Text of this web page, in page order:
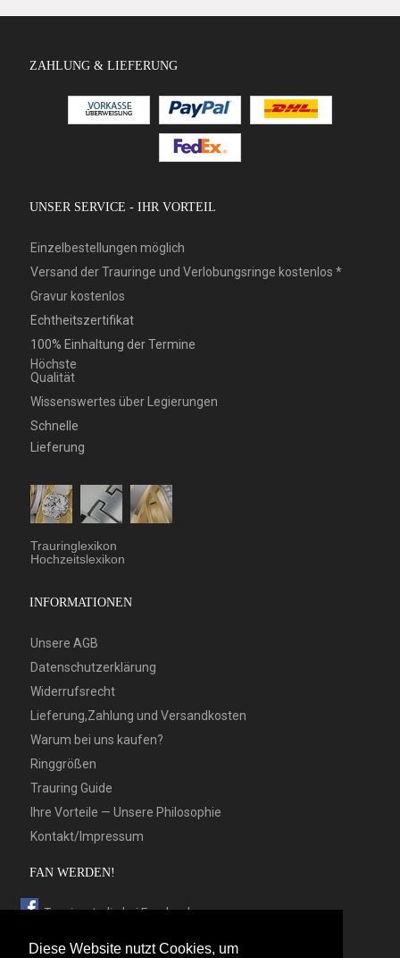
Diese Website nutzt Cookies, um
ZAHLUNG & LIEFERUNG
UNSER SERVICE - IHR VORTEIL
Einzelbestellungen möglich
Versand der Trauringe und Verlobungsringe kostenlos *
Gravur kostenlos
Echtheitszertifikat
100% Einhaltung der Termine
Höchste
Qualität
Wissenswertes über Legierungen
Schnelle
Lieferung
Trauringlexikon
Hochzeitslexikon
INFORMATIONEN
Unsere AGB
Datenschutzerklärung
Widerrufsrecht
Lieferung,Zahlung und Versandkosten
Warum bei uns kaufen?
Ringgrößen
Trauring Guide
Ihre Vorteile — Unsere Philosophie
Kontakt/Impressum
FAN WERDEN!
Trauringstudio bei Facebook